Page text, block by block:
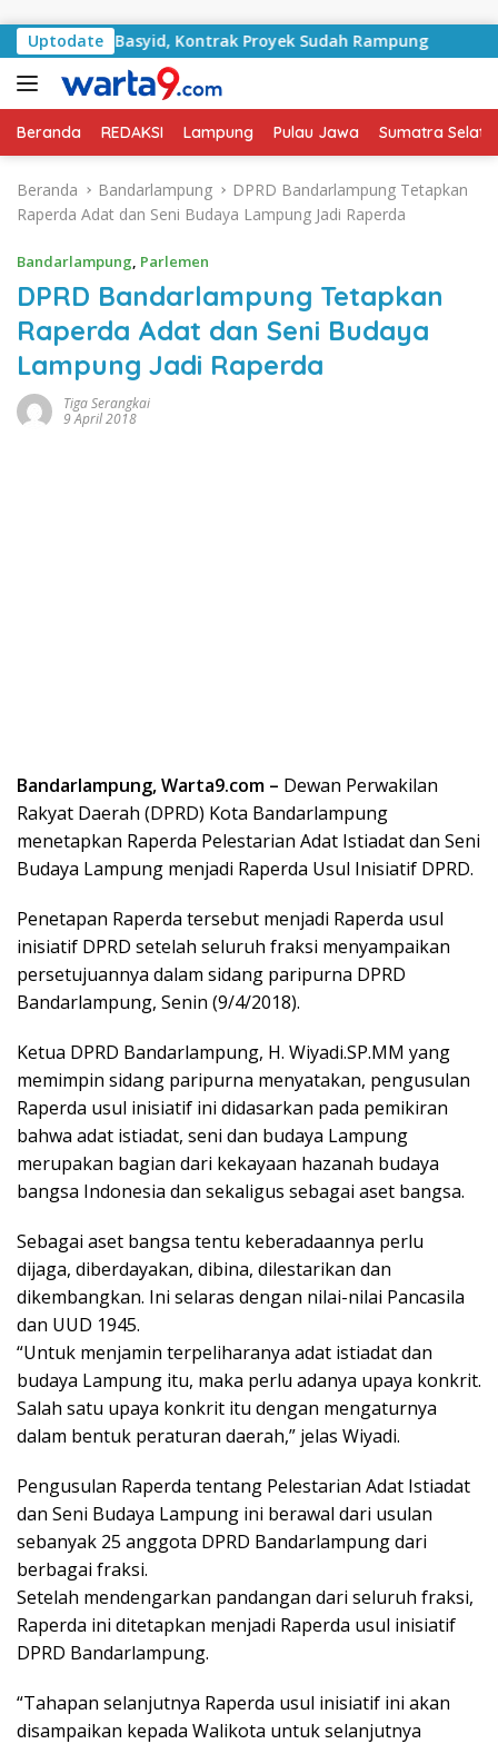
Uptodate
RA Basyid, Kontrak Proyek Sudah Rampung
Beranda REDAKSI Lampung Pulau Jawa Sumatra
Beranda Bandarlampung
DPRD Bandarlampung Tetapkan
Raperda Adat dan Seni Budaya Lampung Jadi Raperda
Bandarlampung, Parlemen
DPRD Bandarlampung Tetapkan
Raperda Adat dan Seni Budaya
Lampung Jadi Raperda
Tiga Serangkai
9 April 2018
Bandarlampung, Warta9.com – Dewan Perwakilan
Rakyat Daerah (DPRD) Kota Bandarlampung
menetapkan Raperda Pelestarian Adat Istiadat dan Seni
Budaya Lampung menjadi Raperda Usul Inisiatif DPRD.
Penetapan Raperda tersebut menjadi Raperda usul
inisiatif DPRD setelah seluruh fraksi menyampaikan
persetujuannya dalam sidang paripurna DPRD
Bandarlampung, Senin (9/4/2018).
Ketua DPRD Bandarlampung, H. Wiyadi.SP.MM yang
memimpin sidang paripurna menyatakan, pengusulan
Raperda usul inisiatif ini didasarkan pada pemikiran
bahwa adat istiadat, seni dan budaya Lampung
merupakan bagian dari kekayaan hazanah budaya
bangsa Indonesia dan sekaligus sebagai aset bangsa.
Sebagai aset bangsa tentu keberadaannya perlu
dijaga, diberdayakan, dibina, dilestarikan dan
dikembangkan. Ini selaras dengan nilai-nilai Pancasila
dan UUD 1945.
“Untuk menjamin terpeliharanya adat istiadat dan
budaya Lampung itu, maka perlu adanya upaya konkrit.
Salah satu upaya konkrit itu dengan mengaturnya
dalam bentuk peraturan daerah,” jelas Wiyadi.
Pengusulan Raperda tentang Pelestarian Adat Istiadat
dan Seni Budaya Lampung ini berawal dari usulan
sebanyak 25 anggota DPRD Bandarlampung dari
berbagai fraksi.
Setelah mendengarkan pandangan dari seluruh fraksi,
Raperda ini ditetapkan menjadi Raperda usul inisiatif
DPRD Bandarlampung.
“Tahapan selanjutnya Raperda usul inisiatif ini akan
disampaikan kepada Walikota untuk selanjutnya